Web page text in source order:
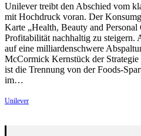
Unilever treibt den Abschied vom
mit Hochdruck voran. Der
Karte „Health, Beauty and
Profitabilität nachhaltig zu steigern.
auf eine milliardenschwere
McCormick Kernstück der
ist die Trennung von der Foods-
im…
Unilever